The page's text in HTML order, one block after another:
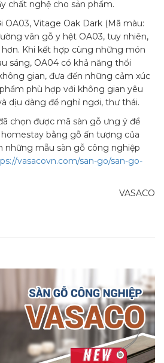
chất nghệ cho sản phẩm.
OA03, Vitage Oak Dark (Mã màu:
vân gỗ y hệt OA03, tuy nhiên,
Khi kết hợp cùng những món
sáng, OA04 có khả năng thổi
gian, đưa đến những cảm xúc
phù hợp với không gian yêu
dịu dàng để nghỉ ngơi, thư thái.
chọn được mã sàn gỗ ưng ý để
bằng gỗ ấn tượng của
những mẫu sàn gỗ công nghiệp
vasacovn.com/san-go/san-go-
VASACO